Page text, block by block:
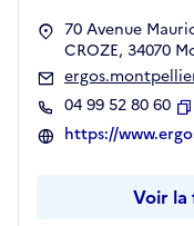
70 Avenue
CROZE, 34070
04 99 52 80 60
https://
Voir